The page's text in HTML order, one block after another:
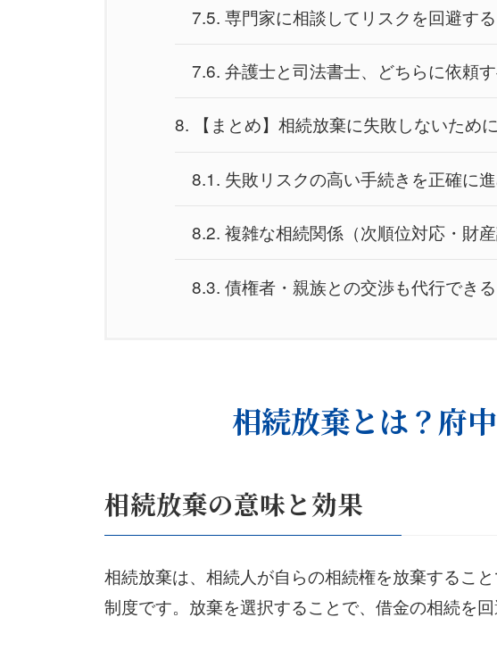
7.5. 専門家に相談してリスクを回避する
7.6. 弁護士と司法書士、どちらに依頼
8. 【まとめ】相続放棄に失敗しないため
8.1. 失敗リスクの高い手続きを正確に
8.2. 複雑な相続関係（次順位対応・財
8.3. 債権者・親族との交渉も代行できる
10.相続放棄の無料法律相談 弁護士費用
10.2.相続放棄 弁護士費用
相続放棄とは？府
相続放棄の意味と効果
相続放棄は、相続人が自らの相続権を放棄するこ
制度です。放棄を選択することで、借金の相続を